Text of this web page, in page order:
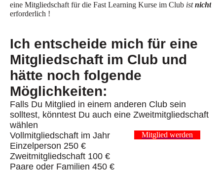
eine Mitgliedschaft für die Fast Learning Kurse im Club istnicht
erforderlich !
Ich entscheide mich für eine
Mitgliedschaft im Club und
hätte noch folgende
Möglichkeiten:
Falls Du Mitglied in einem anderen Club sein
solltest, könntest Du auch eine Zweitmitgliedschaft
wählen
Mitglied werden
Vollmitgliedschaft im Jahr
Einzelperson 250 €
Zweitmitgliedschaft 100 €
Paare oder Familien 450 €